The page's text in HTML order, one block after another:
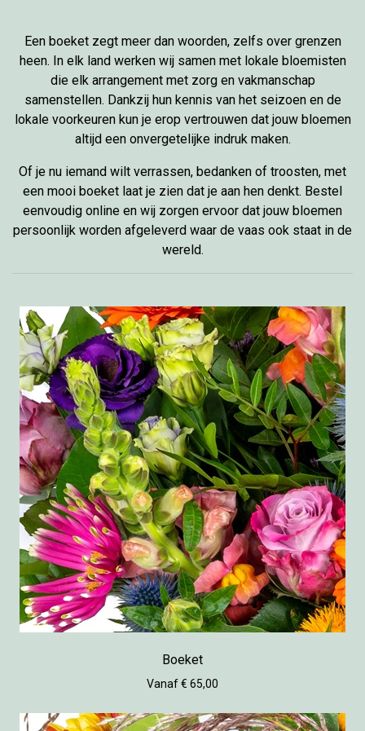
Een boeket zegt meer dan woorden, zelfs over grenzen
heen. In elk land werken wij samen met lokale bloemisten
die elk arrangement met zorg en vakmanschap
samenstellen. Dankzij hun kennis van het seizoen en de
lokale voorkeuren kun je erop vertrouwen dat jouw bloemen
altijd een onvergetelijke indruk maken.
Of je nu iemand wilt verrassen, bedanken of troosten, met
een mooi boeket laat je zien dat je aan hen denkt. Bestel
eenvoudig online en wij zorgen ervoor dat jouw bloemen
persoonlijk worden afgeleverd waar de vaas ook staat in de
wereld.
Boeket
Vanaf € 65,00